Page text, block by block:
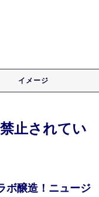
イメージ
止されてい
ボ醸造！ニュージ